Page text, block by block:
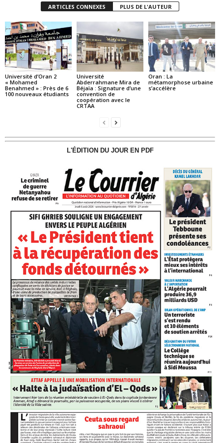
ARTICLES CONNEXES PLUS DE L'AUTEUR
Université d’Oran 2
« Mohamed
Benahmed » : Près de 6
100 nouveaux étudiants
Université
Abderrahmane Mira de
Béjaïa : Signature d’une
convention de
coopération avec le
CRTAA
Oran : La
métamorphose urbaine
s’accélère
L'ÉDITION DU JOUR EN PDF